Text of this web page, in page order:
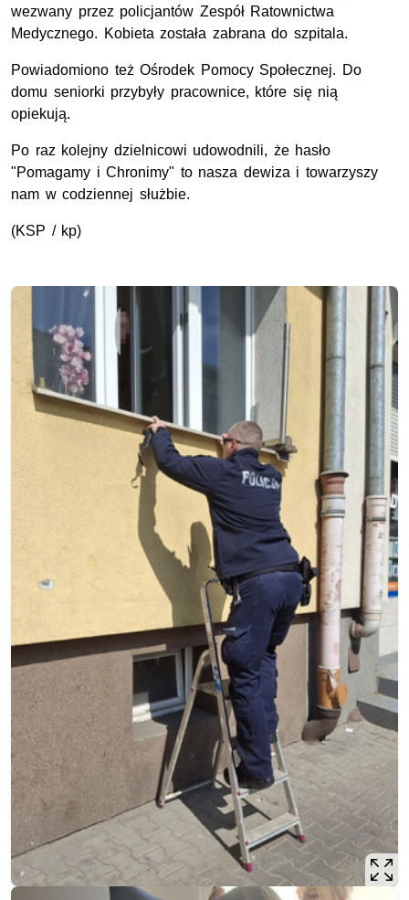
wezwany przez policjantów Zespół Ratownictwa
Medycznego. Kobieta została zabrana do szpitala.
Powiadomiono też Ośrodek Pomocy Społecznej. Do
domu seniorki przybyły pracownice, które się nią
opiekują.
Po raz kolejny dzielnicowi udowodnili, że hasło
"Pomagamy i Chronimy" to nasza dewiza i towarzyszy
nam w codziennej służbie.
(KSP / kp)